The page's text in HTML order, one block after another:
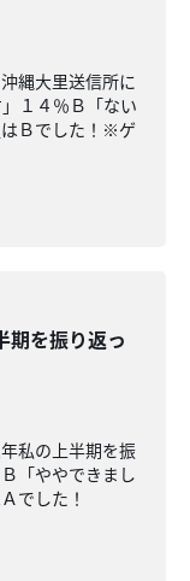
縄大里送信所に
１４％Ｂ「ない
はＢでした！※ゲ
期を振り返っ
私の上半期を振
「ややできまし
でした！